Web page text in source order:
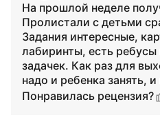
На прошлой неделе
Пролистали с детьми
Задания интересные,
лабиринты, есть ребусы
задачек. Как раз для
надо и ребенка занять,
Понравилась рецензия?